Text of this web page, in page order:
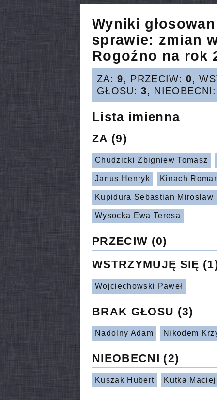
Wyniki
sprawie: zmian
Rogoźno na rok
ZA:9, PRZECIW:0,
GŁOSU:3,
Lista imienna
ZA (9)
Chudzicki Zbigniew Tomasz
Janus Henryk Kinach
Kupidura Sebastian Mirosław
Wysocka Ewa Teresa
PRZECIW (0)
WSTRZYMUJĘ SIĘ
Wojciechowski Paweł
BRAK GŁOSU (3)
Nadolny Adam Nikodem
NIEOBECNI (2)
Kuszak Hubert Kutka